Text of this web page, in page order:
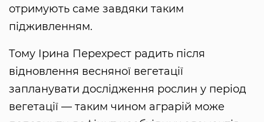
отримують саме завдяки таким
підживленням.
Тому Ірина Перехрест радить після
відновлення весняної вегетації
запланувати дослідження рослин у період
вегетації — таким чином аграрій може